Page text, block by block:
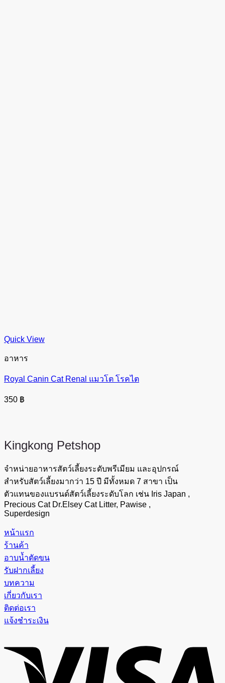
Quick View
อาหาร
Royal Canin Cat Renal แมวโต โรคไต
350 ฿
Kingkong Petshop
จำหน่ายอาหารสัตว์เลี้ยงระดับพรีเมียม และอุปกรณ์
สำหรับสัตว์เลี้ยงมากว่า 15 ปี มีทั้งหมด 7 สาขา เป็น
ตัวแทนของแบรนด์สัตว์เลี้ยงระดับโลก เช่น Iris Japan ,
Precious Cat Dr.Elsey Cat Litter, Pawise ,
Superdesign
หน้าแรก
ร้านค้า
อาบน้ำตัดขน
รับฝากเลี้ยง
บทความ
เกี่ยวกับเรา
ติดต่อเรา
แจ้งชำระเงิน